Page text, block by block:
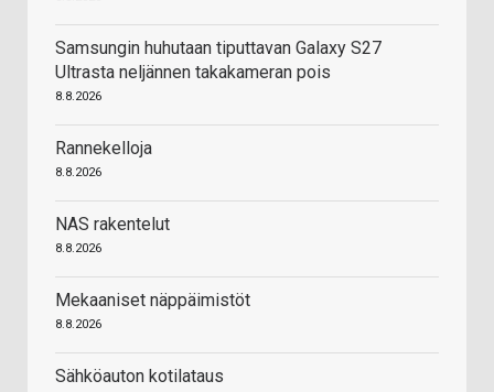
Samsungin huhutaan tiputtavan Galaxy S27
Ultrasta neljännen takakameran pois
8.8.2026
Rannekelloja
8.8.2026
NAS rakentelut
8.8.2026
Mekaaniset näppäimistöt
8.8.2026
Sähköauton kotilataus